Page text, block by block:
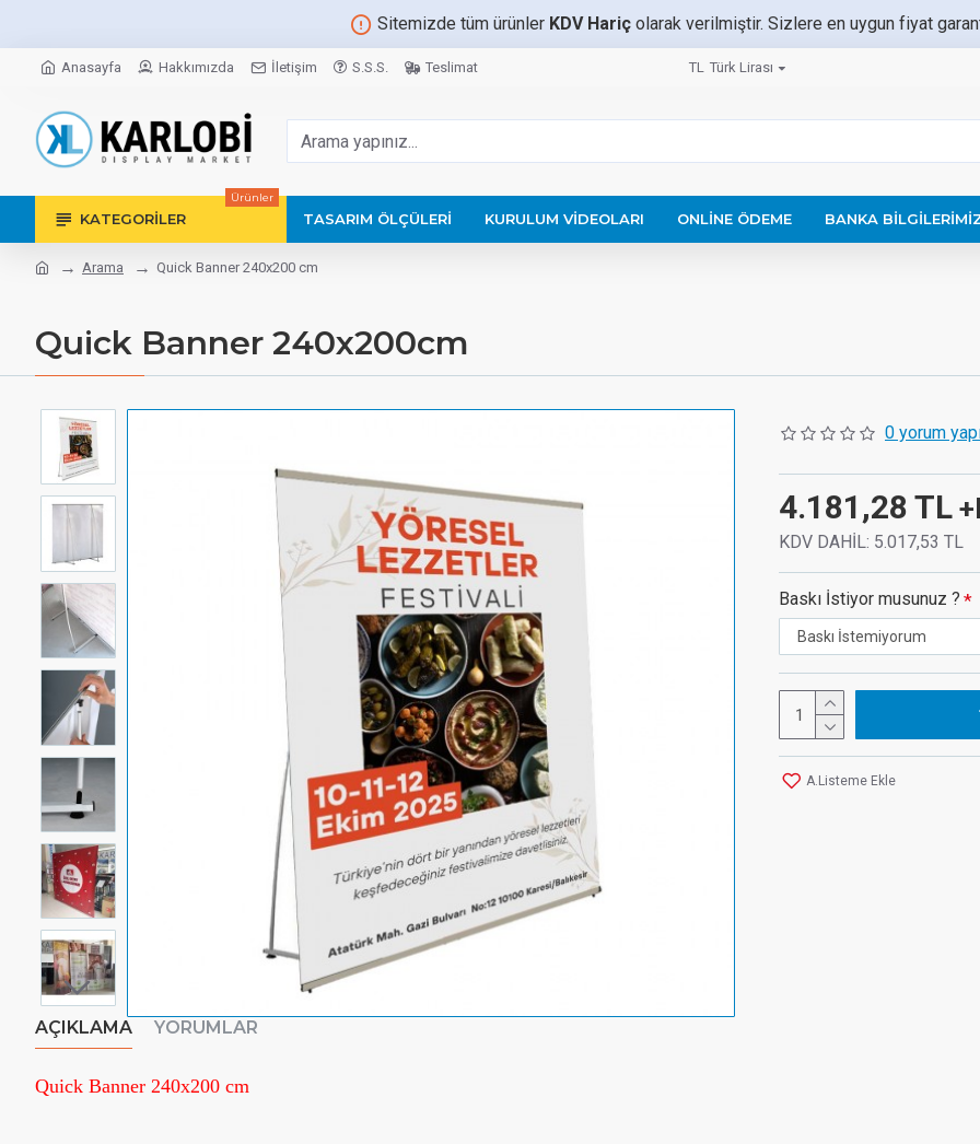
Sitemizde tüm ürünler KDV Hariç olarak verilmiştir. Sizlere en uygun fiyat
Anasayfa Hakkımızda İletişim S.S.S. Teslimat TL Türk Lirası
KATEGORILER
Ürünler
TASARIM ÖLÇÜLERI KURULUM VIDEOLARI ONLINE ÖDEME BANKA
Arama Quick Banner 240x200 cm
Quick Banner 240x200cm
0 yorum
4.181,28 TL
KDV DAHİL: 5.017,53 TL
Baskı İstiyor musunuz ?
A.Listeme Ekle
AÇIKLAMA YORUMLAR
Quick Banner 240x200 cm